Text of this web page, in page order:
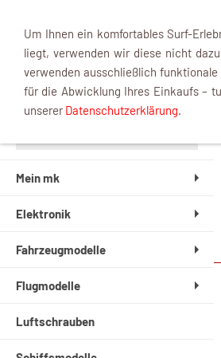
Mein mk
Elektronik
Fahrzeugmodelle
Flugmodelle
Luftschrauben
Um Ihnen ein komfortables Surf-
liegt, verwenden wir diese nicht
verwenden ausschließlich funktionale
für die Abwicklung Ihres Einkaufs –
unserer Datenschutzerklärung.